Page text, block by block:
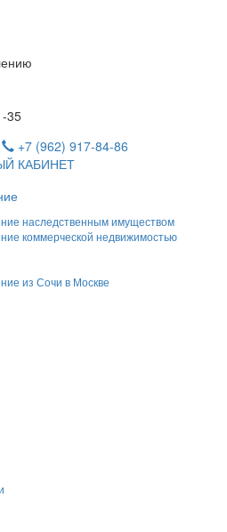
35
+7 (962) 917-84-86
КАБИНЕТ
наследственным имуществом
коммерческой недвижимостью
из Сочи в Москве